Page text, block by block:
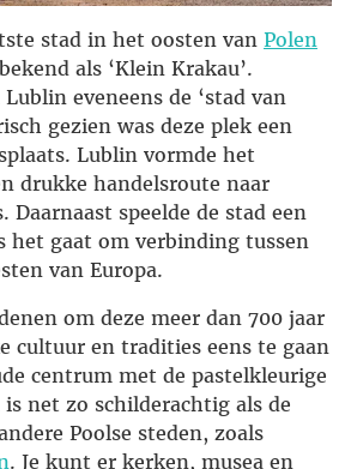
stad in het oosten van Polen
als ‘Klein Krakau’.
eveneens de ‘stad van
gezien was deze plek een
Lublin vormde het
drukke handelsroute naar
Daarnaast speelde de stad een
het gaat om verbinding tussen
van Europa.
om deze meer dan 700 jaar
cultuur en tradities eens te gaan
centrum met de pastelkleurige
net zo schilderachtig als de
Poolse steden, zoals
. Je kunt er kerken, musea en